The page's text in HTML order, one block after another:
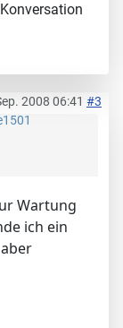
2008 06:41 #3
Wartung
ich ein